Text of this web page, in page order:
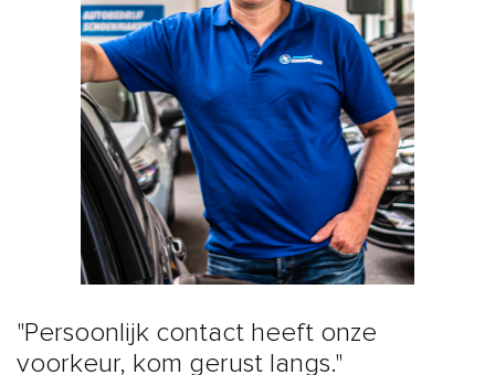
"Persoonlijk contact heeft onze
voorkeur, kom gerust langs."